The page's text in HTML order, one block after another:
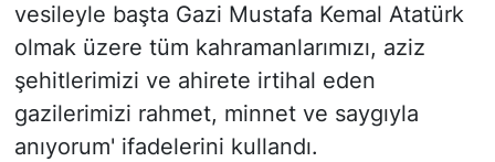
vesileyle başta Gazi Mustafa Kemal Atatürk
olmak üzere tüm kahramanlarımızı, aziz
şehitlerimizi ve ahirete irtihal eden
gazilerimizi rahmet, minnet ve saygıyla
anıyorum' ifadelerini kullandı.